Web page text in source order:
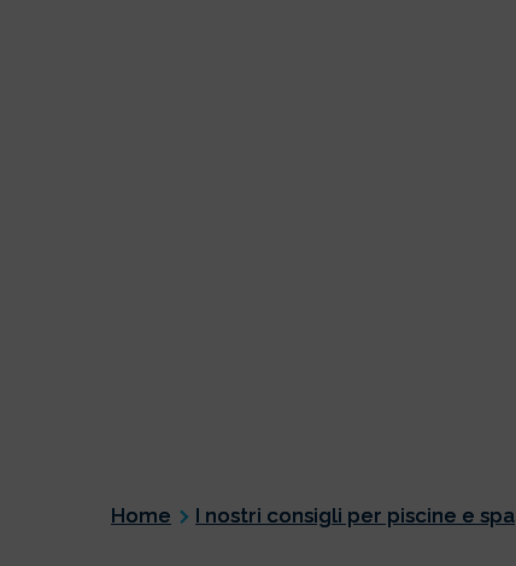
Home I nostri consigli per piscine e spa